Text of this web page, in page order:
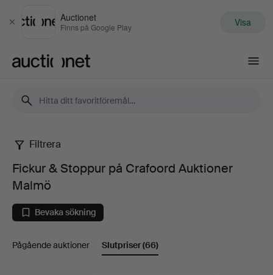
Stäng
Auctionet
Finns på Google Play Visa
Fickur
Stoppur
på
Filtrera
Fickur & Stoppur på Crafoord Auktioner
Malmö
Bevaka sökning
Pågående auktioner Slutpriser(66)